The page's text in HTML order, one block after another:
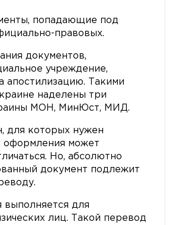
попадающие под
правовых.
документов,
учреждение,
Такими
наделены три
МОН, МинЮст, МИД.
для которых нужен
оформления может
Но, абсолютно
документ подлежит
выполняется для
лиц. Такой перевод